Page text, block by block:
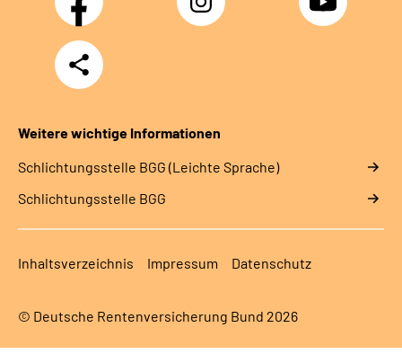
Teilen
Weitere wichtige Informationen
Schlich­tungs­stel­le BGG (Leichte Sprache)
Schlich­tungs­stel­le BGG
Inhaltsverzeichnis Impressum Datenschutz
© Deutsche Rentenversicherung Bund 2026